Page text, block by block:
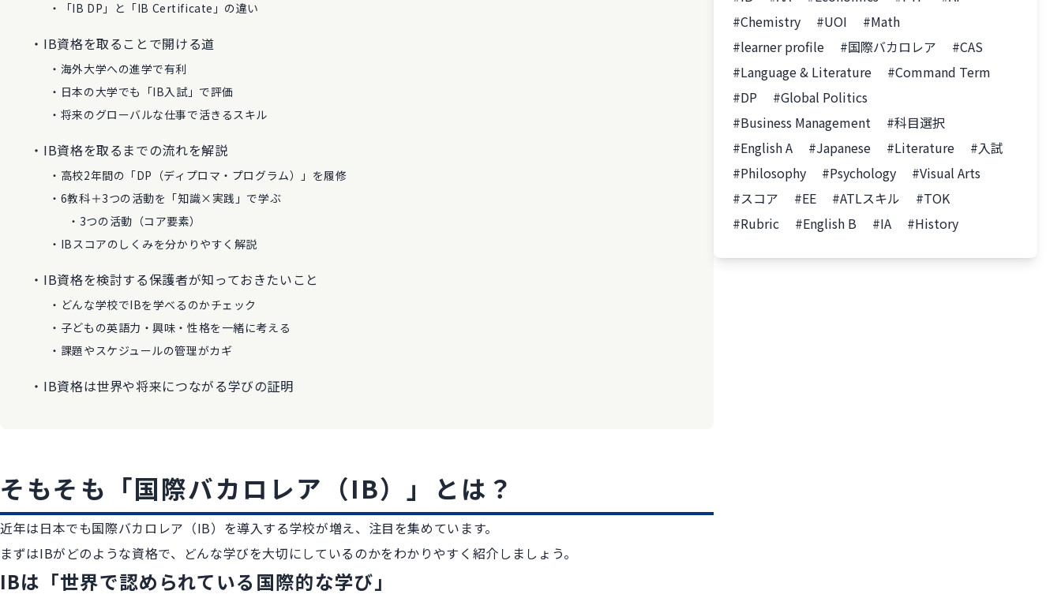
「IB DP」と「IB Certificate」の違い
IB資格を取ることで開ける道
海外大学への進学で有利
日本の大学でも「IB入試」で評価
将来のグローバルな仕事で活きるスキル
IB資格を取るまでの流れを解説
高校2年間の「DP（ディプロマ・プログラム）」を履修
6教科＋3つの活動を「知識×実践」で学ぶ
3つの活動（コア要素）
IBスコアのしくみを分かりやすく解説
IB資格を検討する保護者が知っておきたいこと
どんな学校でIBを学べるのかチェック
子どもの英語力・興味・性格を一緒に考える
課題やスケジュールの管理がカギ
IB資格は世界や将来につながる学びの証明
そもそも「国際バカロレア（IB）」とは？
近年は日本でも国際バカロレア（IB）を導入する学校が増え、注目を集めています。
まずはIBがどのような資格で、どんな学びを大切にしているのかをわかりやすく紹介しましょう。
IBは「世界で認められている国際的な学び」
#Chemistry
#UOI
#Math
#learner profile
#国際バカロレア
#CAS
#Language & Literature
#Command Term
#DP
#Global Politics
#Business Management
#科目選択
#English A
#Japanese #Literature
#入試
#Philosophy
#Psychology
#Visual Arts
#スコア
#EE #ATLスキル
#TOK
#Rubric
#English B #IA #History